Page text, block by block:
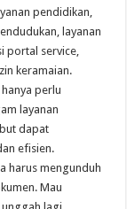
pendidikan,
layanan
portal service,
keramaian.
perlu
layanan
dapat
efisien.
harus mengunduh
Mau